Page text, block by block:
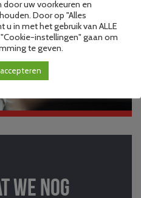
we nog
door uw voorkeuren en
Door op "Alles
u in met het gebruik van ALLE
instellingen" gaan om
te geven.